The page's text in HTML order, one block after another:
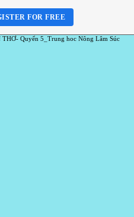
Quyển 5_Trung hoc Nông Lâm Súc
FOR FREE